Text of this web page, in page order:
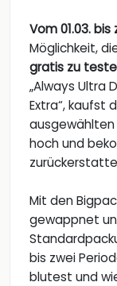
Vom 01.03. bis
Möglichkeit,
gratis zu
„Always Ultra
Extra“, kaufst
ausgewählten
hoch und
Mit den
gewappnet
bis zwei
blutest und